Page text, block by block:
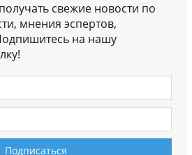
свежие новости по
мнения эспертов,
на нашу